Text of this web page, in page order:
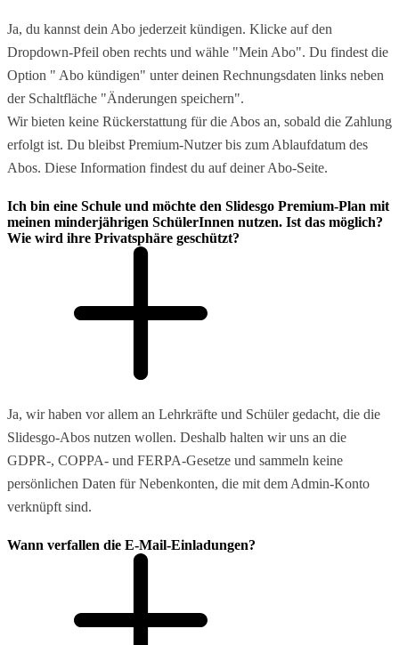
Ja, du kannst dein Abo jederzeit kündigen. Klicke auf den
Dropdown-Pfeil oben rechts und wähle "Mein Abo". Du findest die
Option " Abo kündigen" unter deinen Rechnungsdaten links neben
der Schaltfläche "Änderungen speichern".
Wir bieten keine Rückerstattung für die Abos an, sobald die Zahlung
erfolgt ist. Du bleibst Premium-Nutzer bis zum Ablaufdatum des
Abos. Diese Information findest du auf deiner Abo-Seite.
Ich bin eine Schule und möchte den Slidesgo Premium-Plan mit
meinen minderjährigen SchülerInnen nutzen. Ist das möglich?
Wie wird ihre Privatsphäre geschützt?
Ja, wir haben vor allem an Lehrkräfte und Schüler gedacht, die die
Slidesgo-Abos nutzen wollen. Deshalb halten wir uns an die
GDPR-, COPPA- und FERPA-Gesetze und sammeln keine
persönlichen Daten für Nebenkonten, die mit dem Admin-Konto
verknüpft sind.
Wann verfallen die E-Mail-Einladungen?